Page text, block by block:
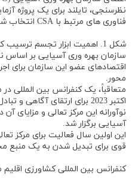
فناوری های مرتبط با CSA انتخاب شد.
سازمان بهره وری آسیایی بر اساس
اقتصادهای عضو این سازمان برای
محور.
متعاقباً، یک کنفرانس بین المللی
اکتبر 2023 برای ارتقای
نوآورانه این مرکز تعالی و مزایای
آسیایی برگزار شد.
این اولین سال فعالیت برای مرکز
قوی برای تبدیل شدن به یک منبع
کنفرانس بین المللی کشاورزی اقلیم